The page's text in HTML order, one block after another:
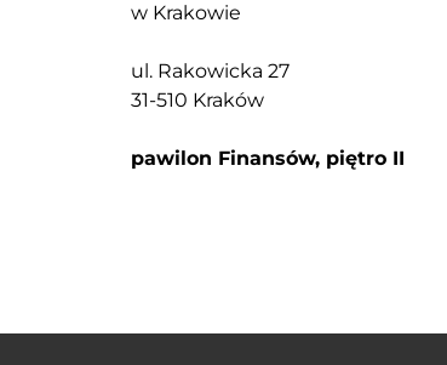
w Krakowie
ul. Rakowicka 27
31-510 Kraków
pawilon Finansów, piętro II